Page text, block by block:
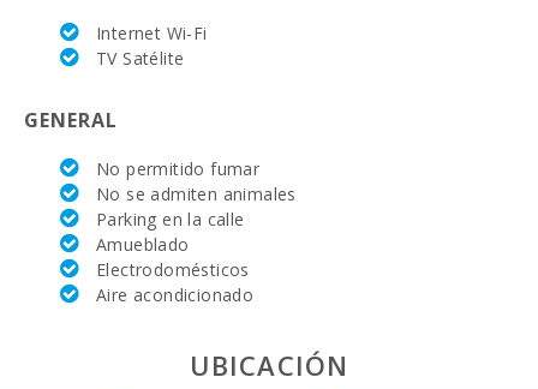
Lago - Es Llac
JUNGLE PARC
(km):
Katmandu
Park (km):
Parque
atracciones -
Internet Wi-Fi
TV Satélite
GENERAL
No permitido fumar
No se admiten animales
Parking en la calle
Amueblado
Electrodomésticos
Aire acondicionado
UBICACIÓN